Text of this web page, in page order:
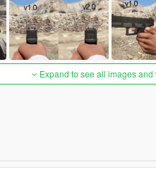
Expand to see all images and